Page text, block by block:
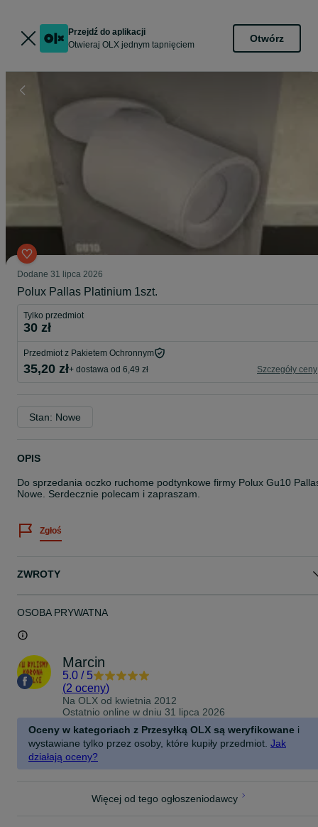
Przejdź do aplikacji
Otwieraj OLX jednym tapnięciem
Otwórz
Dodane 31 lipca 2026
Polux Pallas Platinium 1szt.
Tylko przedmiot
30 zł
Przedmiot z Pakietem Ochronnym
35,20 zł+ dostawa od 6,49 zł Szczegóły ceny
Stan: Nowe
OPIS
Do sprzedania oczko ruchome podtynkowe firmy Polux Gu10
Nowe. Serdecznie polecam i zapraszam.
Zgłoś
ZWROTY
OSOBA PRYWATNA
Marcin
5.0 / 5
(2 oceny)
Na OLX od kwietnia 2012
Ostatnio online w dniu 31 lipca 2026
Oceny w kategoriach z Przesyłką OLX są weryfikowane i
wystawiane tylko przez osoby, które kupiły przedmiot. Jak
działają oceny?
Więcej od tego ogłoszeniodawcy